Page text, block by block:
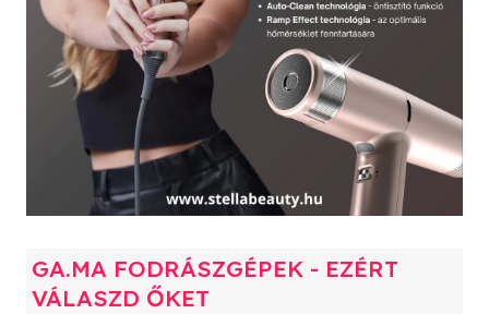
GA.MA FODRÁSZGÉPEK - EZÉRT
VÁLASZD ŐKET